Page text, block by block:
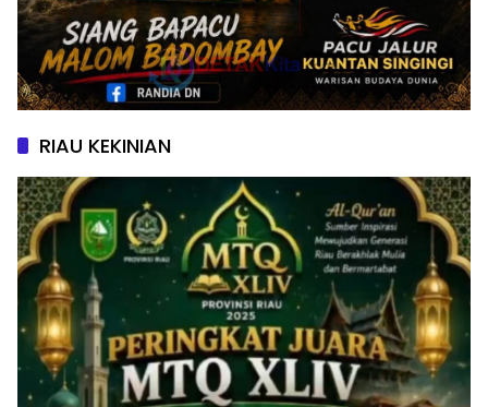
RIAU KEKINIAN